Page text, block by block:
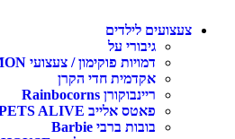
צעצועים לילדים
גיבורי על
דמויות פוקימון / צעצועי POKEMON
אקדמית חדי הקרן
ריינבוקורן Rainbocorns
פאטס אלייב PETS ALIVE
בובות ברבי Barbie